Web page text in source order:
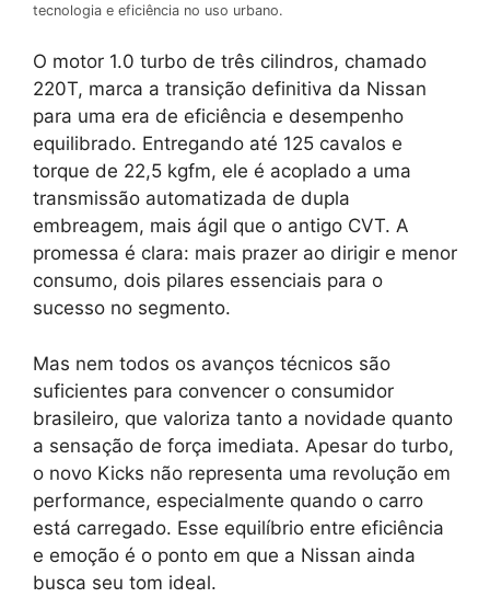
tecnologia e eficiência no uso urbano.
O motor 1.0 turbo de três cilindros, chamado
220T, marca a transição definitiva da Nissan
para uma era de eficiência e desempenho
equilibrado. Entregando até 125 cavalos e
torque de 22,5 kgfm, ele é acoplado a uma
transmissão automatizada de dupla
embreagem, mais ágil que o antigo CVT. A
promessa é clara: mais prazer ao dirigir e menor
consumo, dois pilares essenciais para o
sucesso no segmento.
Mas nem todos os avanços técnicos são
suficientes para convencer o consumidor
brasileiro, que valoriza tanto a novidade quanto
a sensação de força imediata. Apesar do turbo,
o novo Kicks não representa uma revolução em
performance, especialmente quando o carro
está carregado. Esse equilíbrio entre eficiência
e emoção é o ponto em que a Nissan ainda
busca seu tom ideal.